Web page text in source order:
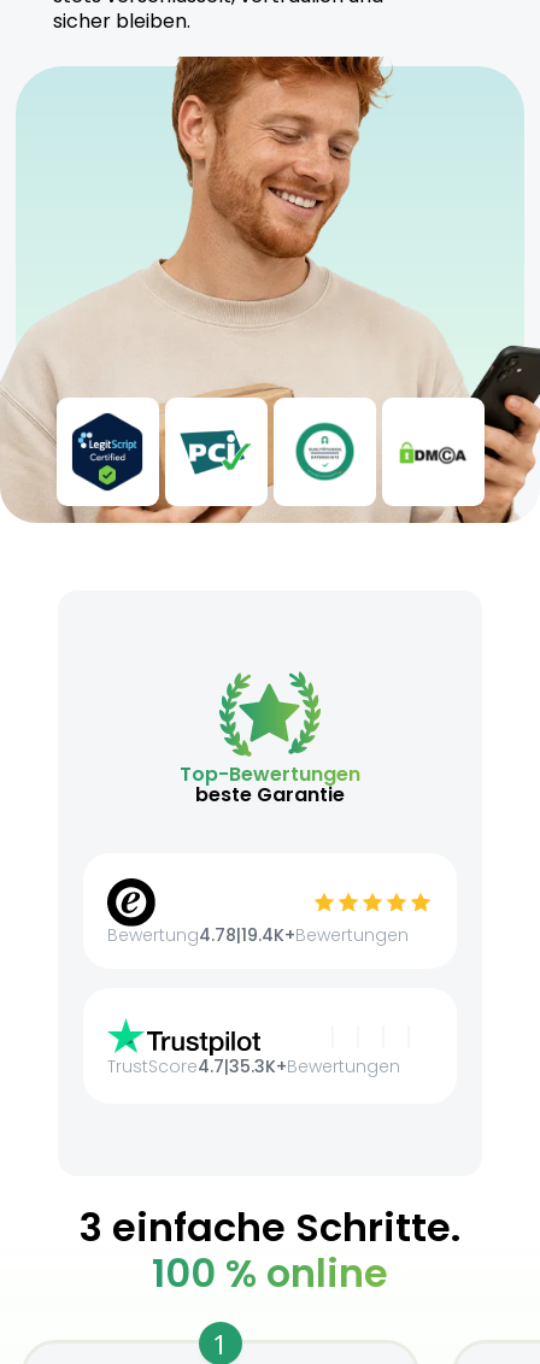
sicher bleiben.
Top-Bewertungen
beste Garantie
Bewertung4.78|19.4K+Bewertungen
TrustScore4.7|35.3K+Bewertungen
3 einfache Schritte.
100 % online
1